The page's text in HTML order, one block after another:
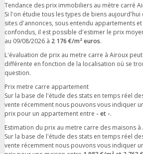
Tendance des prix immobiliers au mètre carré
Si l'on étudie tous les types de biens aujourd'hui
sites d'annonces, sous entendu appartements
confondus, il est possible d'estimer le prix
au 09/08/2026 à 2 176 €/m² euros.
L'évaluation de prix au metre carre à Airoux
différente en fonction de la localisation où se
question.
Prix metre carre appartement
Sur la base de l'étude des stats en temps réel
vente récemment nous pouvons vous indiquer
prix pour un appartement entre - et -.
Estimation du prix au metre carre des maisons à
Sur la base de l'étude des stats en temps réel
vente récemment nous pouvons vous indiquer